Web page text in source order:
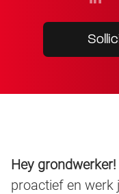
Hey grondwerker!
proactief en werk